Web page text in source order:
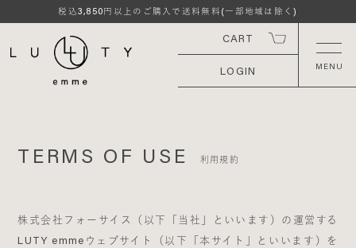
税込3,850円以上のご購入で送料無料(一部地域は除く)
CART
LOGIN
TERMS OF USE 利用規約
株式会社フォーサイス（以下「当社」といいます）の運営する
LUTY emmeウェブサイト（以下「本サイト」といいます）を